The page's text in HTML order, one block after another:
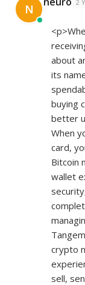
N 2
about
its
buying
better
When
card,
Bitcoin
wallet
crypto
sell,